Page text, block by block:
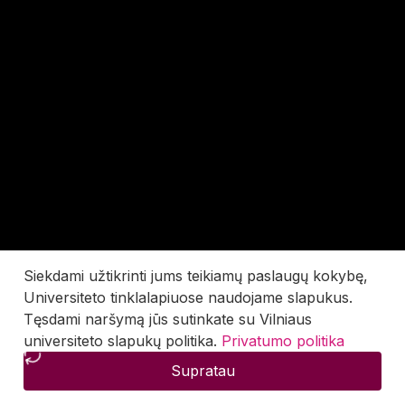
Siekdami užtikrinti jums teikiamų paslaugų kokybę,
Universiteto tinklalapiuose naudojame slapukus.
Tęsdami naršymą jūs sutinkate su Vilniaus
universiteto slapukų politika. Privatumo politika
Supratau